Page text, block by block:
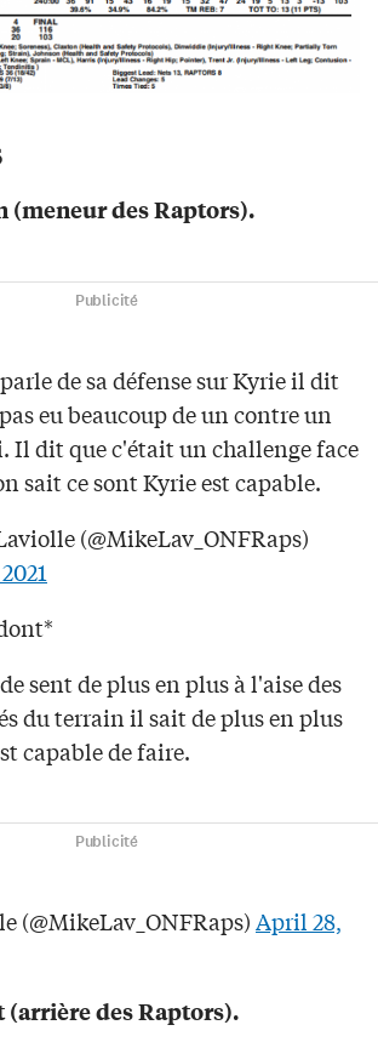
(meneur des Raptors).
Publicité
de sa défense sur Kyrie il dit
eu beaucoup de un contre un
Il dit que c'était un challenge face
sait ce sont Kyrie est capable.
(@MikeLav_ONFRaps)
sent de plus en plus à l'aise des
du terrain il sait de plus en plus
capable de faire.
Publicité
(@MikeLav_ONFRaps)April 28,
(arrière des Raptors).